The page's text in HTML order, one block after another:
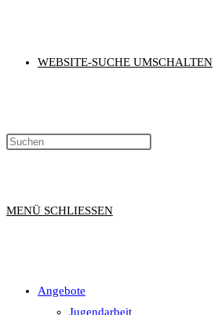
WEBSITE-SUCHE UMSCHALTEN
MENÜ SCHLIESSEN
Angebote
Jugendarbeit